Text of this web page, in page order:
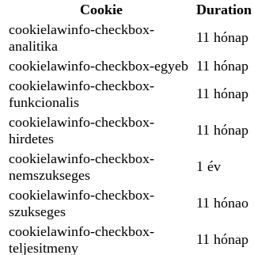
Cookie
Duration
cookielawinfo-checkbox-
analitika
11 hónap
cookielawinfo-checkbox-egyeb 11 hónap
cookielawinfo-checkbox-
funkcionalis
11 hónap
cookielawinfo-checkbox-
hirdetes
11 hónap
cookielawinfo-checkbox-
nemszukseges
1 év
cookielawinfo-checkbox-
szukseges
11 hónao
cookielawinfo-checkbox-
teljesitmeny
11 hónap